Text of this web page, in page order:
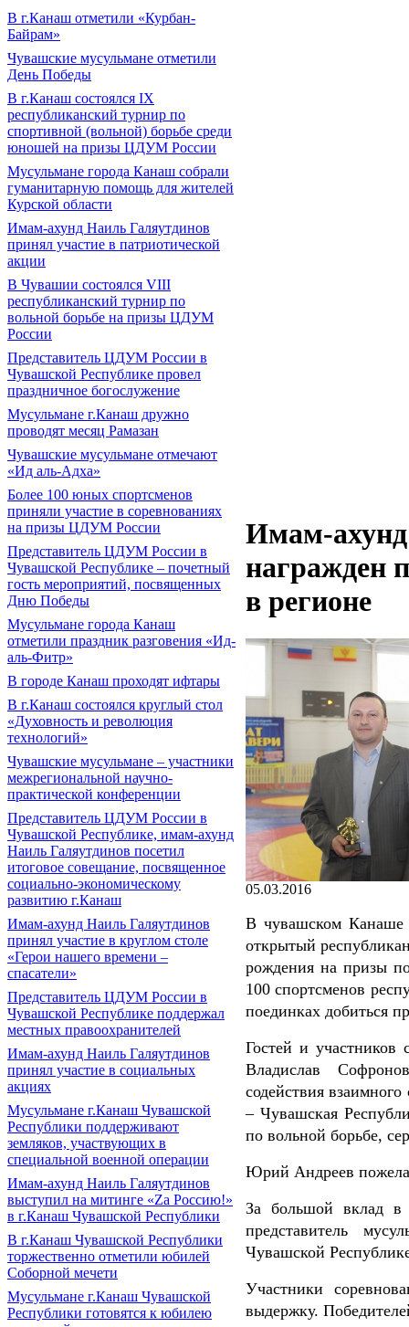
В г.Канаш отметили «Курбан-
Байрам»
Чувашские мусульмане отметили
День Победы
В г.Канаш состоялся IX
республиканский турнир по
спортивной (вольной) борьбе среди
юношей на призы ЦДУМ России
Мусульмане города Канаш собрали
гуманитарную помощь для жителей
Курской области
Имам-ахунд Наиль Галяутдинов
принял участие в патриотической
акции
В Чувашии состоялся VIII
республиканский турнир по
вольной борьбе на призы ЦДУМ
России
Представитель ЦДУМ России в
Чувашской Республике провел
праздничное богослужение
Мусульмане г.Канаш дружно
проводят месяц Рамазан
Чувашские мусульмане отмечают
«Ид аль-Адха»
Более 100 юных спортсменов
приняли участие в соревнованиях
на призы ЦДУМ России
Представитель ЦДУМ России в
Чувашской Республике – почетный
гость мероприятий, посвященных
Дню Победы
Мусульмане города Канаш
отметили праздник разговения «Ид-
аль-Фитр»
В городе Канаш проходят ифтары
В г.Канаш состоялся круглый стол
«Духовность и революция
технологий»
Чувашские мусульмане – участники
межрегиональной научно-
практической конференции
Представитель ЦДУМ России в
Чувашской Республике, имам-ахунд
Наиль Галяутдинов посетил
итоговое совещание, посвященное
социально-экономическому
развитию г.Канаш
Имам-ахунд Наиль Галяутдинов
принял участие в круглом столе
«Герои нашего времени –
спасатели»
Представитель ЦДУМ России в
Чувашской Республике поддержал
местных правоохранителей
Имам-ахунд Наиль Галяутдинов
принял участие в социальных
акциях
Мусульмане г.Канаш Чувашской
Республики поддерживают
земляков, участвующих в
специальной военной операции
Имам-ахунд Наиль Галяутдинов
выступил на митинге «Zа Россию!»
в г.Канаш Чувашской Республики
В г.Канаш Чувашской Республики
торжественно отметили юбилей
Соборной мечети
Мусульмане г.Канаш Чувашской
Республики готовятся к юбилею
Имам-
награжден
в регионе
05.03.2016
В чувашском Канаше
открытый
рождения на призы
100 спортсменов
поединках добиться
Гостей и участников
Владислав
содействия
– Чувашская
по вольной борьбе,
Юрий Андреев
За большой вклад в
представитель
Чувашской
Участники
выдержку.